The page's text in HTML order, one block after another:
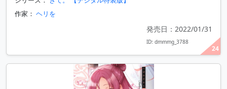
24
作家： ヘリを
発売日：2022/01/31
ID: dmmmg_3788